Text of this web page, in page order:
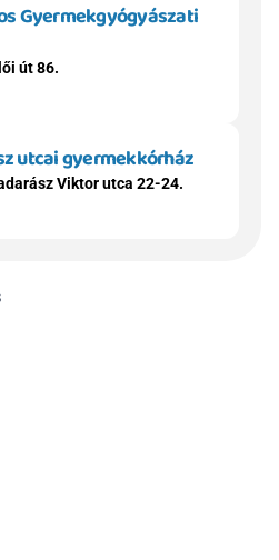
Gyermekgyógyászati
út 86.
utcai gyermekkórház
Viktor utca 22-24.